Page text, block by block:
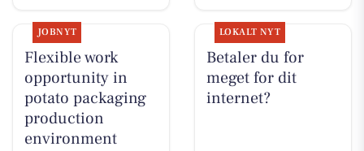
JOBNYT
Flexible work
opportunity in
potato packaging
production
environment
LOKALT NYT
Betaler du for
meget for dit
internet?